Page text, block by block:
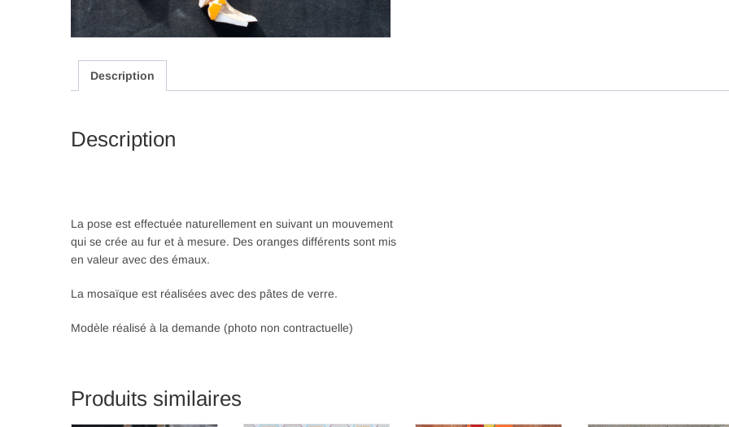
Description
Description
La pose est effectuée naturellement en suivant un mouvement
qui se crée au fur et à mesure. Des oranges différents sont mis
en valeur avec des émaux.
La mosaïque est réalisées avec des pâtes de verre.
Modèle réalisé à la demande (photo non contractuelle)
Produits similaires